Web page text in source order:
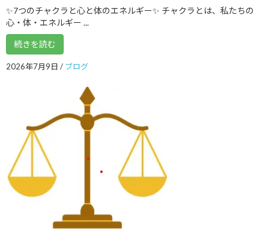
2021年2月
2020年12月
2020年7月
2020年6月
2020年3月
2020年2月
2019年12月
✨7つのチャクラと心と体のエネルギー✨ チャクラとは、私たちの
心・体・エネルギー ...
続きを読む
2026年7月9日 / ブログ